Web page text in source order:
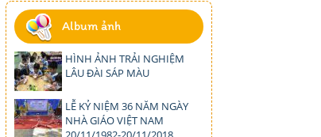
Album ảnh
HÌNH ẢNH TRẢI NGHIỆM
LÂU ĐÀI SÁP MÀU
LỄ KỶ NIỆM 36 NĂM NGÀY
NHÀ GIÁO VIỆT NAM